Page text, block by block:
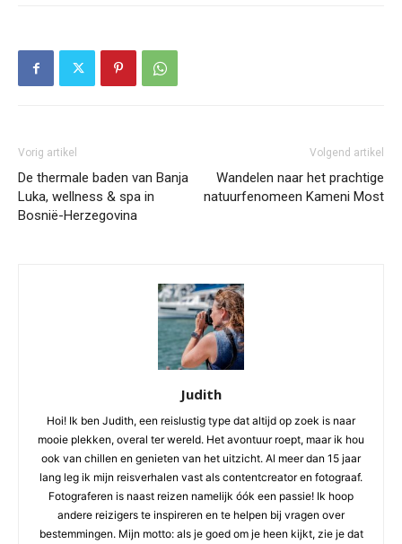
Vorig artikel
De thermale baden van Banja
Luka, wellness & spa in
Bosnië-Herzegovina
Volgend artikel
Wandelen naar het prachtige
natuurfenomeen Kameni Most
Judith
Hoi! Ik ben Judith, een reislustig type dat altijd op zoek is naar
mooie plekken, overal ter wereld. Het avontuur roept, maar ik hou
ook van chillen en genieten van het uitzicht. Al meer dan 15 jaar
lang leg ik mijn reisverhalen vast als contentcreator en fotograaf.
Fotograferen is naast reizen namelijk óók een passie! Ik hoop
andere reizigers te inspireren en te helpen bij vragen over
bestemmingen. Mijn motto: als je goed om je heen kijkt, zie je dat